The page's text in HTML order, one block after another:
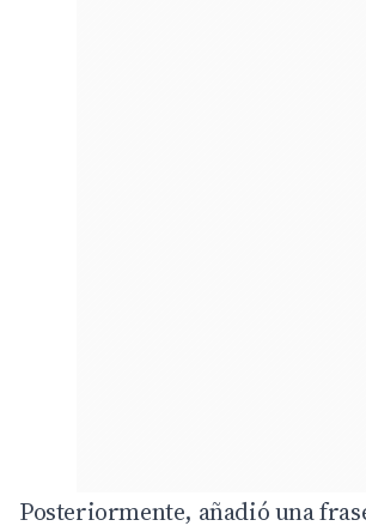
Posteriormente, añadió una